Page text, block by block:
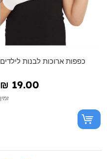
כפפות ארוכות לבנות לילדים
₪‎ 19.00
זמין